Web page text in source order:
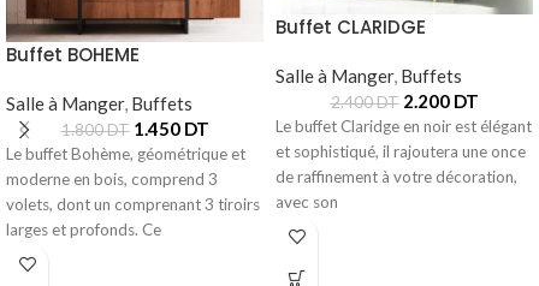
Buffet BOHEME
Salle à Manger, Buffets
1.800DT 1.450 DT
Le buffet Bohème, géométrique et
moderne en bois, comprend 3
volets, dont un comprenant 3 tiroirs
larges et profonds. Ce
Buffet CLARIDGE
Salle à Manger, Buffets
2.400DT 2.200 DT
Le buffet Claridge en noir est élégant
et sophistiqué, il rajoutera une once
de raffinement à votre décoration,
avec son